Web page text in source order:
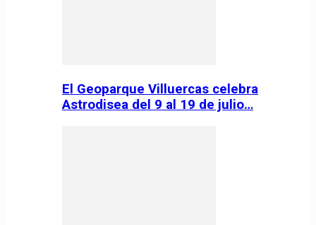
El Geoparque Villuercas celebra
Astrodisea del 9 al 19 de julio…